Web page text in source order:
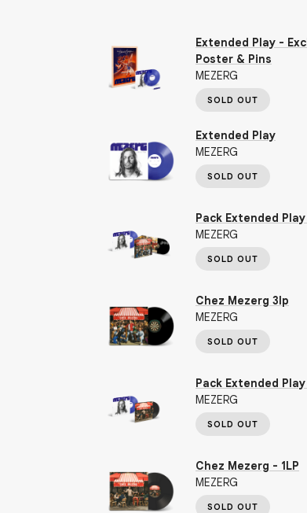
Extended Play -
Poster & Pins
MEZERG
SOLD OUT
Extended Play
MEZERG
SOLD OUT
Pack Extended
MEZERG
SOLD OUT
Chez Mezerg 3lp
MEZERG
SOLD OUT
Pack Extended
MEZERG
SOLD OUT
Chez Mezerg - 1LP
MEZERG
SOLD OUT